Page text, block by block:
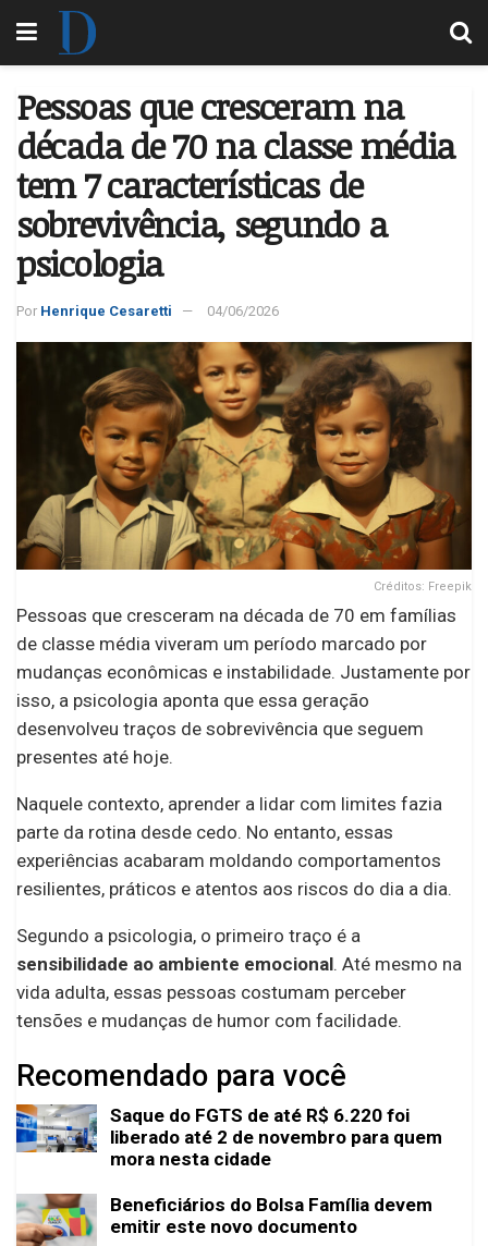
Pessoas que cresceram na
década de 70 na classe média
tem 7 características de
sobrevivência, segundo a
psicologia
Por Henrique Cesaretti 04/06/2026
Créditos: Freepik
Pessoas que cresceram na década de 70 em famílias
de classe média viveram um período marcado por
mudanças econômicas e instabilidade. Justamente por
isso, a psicologia aponta que essa geração
desenvolveu traços de sobrevivência que seguem
presentes até hoje.
Naquele contexto, aprender a lidar com limites fazia
parte da rotina desde cedo. No entanto, essas
experiências acabaram moldando comportamentos
resilientes, práticos e atentos aos riscos do dia a dia.
Segundo a psicologia, o primeiro traço é a
sensibilidade ao ambiente emocional. Até mesmo na
vida adulta, essas pessoas costumam perceber
tensões e mudanças de humor com facilidade.
Recomendado para você
Saque do FGTS de até R$ 6.220 foi
liberado até 2 de novembro para quem
mora nesta cidade
Beneficiários do Bolsa Família devem
emitir este novo documento